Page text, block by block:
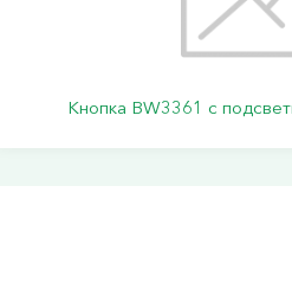
Кнопка BW3361 с